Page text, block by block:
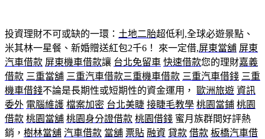
投資理財不可或缺的一環： 土地二胎超低利,全球必遊景點、
米其林一星餐、新婚贈送紅包2千6！ 來一定借,屏東當舖 屏東
汽車借款 屏東機車借款讓 台北免留車 快速借款您的理財嘉義
借款 三重當舖 三重汽車借款三重機車借款 三重汽車借錢 三重
機車借錢不論是長期性或短期性的資金運用， 歐洲旅遊 資訊
委外 電腦維護 檔案加密 台北美睫 接睫毛教學 桃園當鋪 桃園
借款 桃園當舖 桃園身分證借款 桃園借錢 蜜月族群間好評熱
銷， 樹林當舖 汽車借款 當舖 票貼 融資 貸款 借款 板橋汽車借